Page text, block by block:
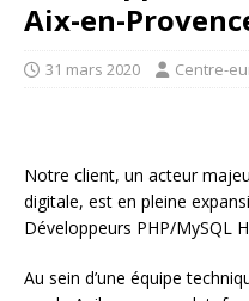
Aix-en-
31 mars 2020 Centre-
Notre client, un acteur
digitale, est en pleine
Développeurs PHP/MySQL
Au sein d’une équipe